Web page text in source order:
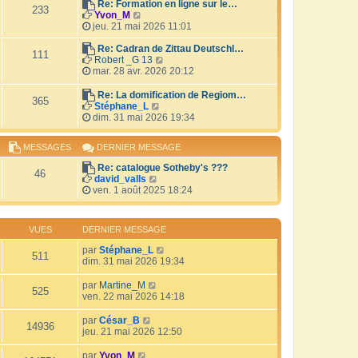
i
r
m
e
s
s
a
g
e
r
e
d
e
r
n
i
e
m
e
s
s
a
g
e
233
Re: Formation en ligne sur le…
Yvon_M
o
i
r
l
e
d
e
r
n
i
e
r
m
e
s
s
a
g
e
jeu. 21 mai 2026 11:01
111
Re: Cadran de Zittau Deutschl…
Robert _G 13
o
i
r
e
d
e
r
n
i
r
m
e
s
s
g
e
mar. 28 avr. 2026 20:12
365
Re: La domification de Regiom…
Stéphane_L
o
i
r
l
e
d
e
r
n
i
e
r
m
e
s
a
g
dim. 31 mai 2026 19:34
MESSAGES DERNIER MESSAGE
46
Re: catalogue Sotheby's ???
david_valls
o
i
e
d
e
r
e
r
e
s
ven. 1 août 2025 18:24
VUES DERNIER MESSAGE
511 par Stéphane_L
dim. 31 mai 2026 19:34
525 par Martine_M
ven. 22 mai 2026 14:18
14936 par César_B
jeu. 21 mai 2026 12:50